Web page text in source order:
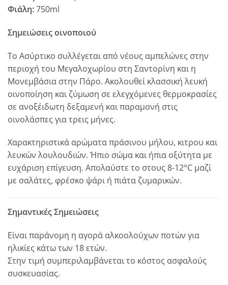
Φιάλη:750ml
Σημειώσεις οινοποιού
Το Ασύρτικο συλλέγεται από νέους αμπελώνες στην
περιοχή του Μεγαλοχωρίου στη Σαντορίνη και η
Μονεμβάσια στην Πάρο. Ακολουθεί κλασσική λευκή
οινοποίηση και ζύμωση σε ελεγχόμενες θερμοκρασίες
σε ανοξέιδωτη δεξαμενή και παραμονή στις
οινολάσπες για τρεις μήνες.
Χαρακτηριστικά αρώματα πράσινου μήλου, κιτρου και
λευκών λουλουδιών. Ήπιο σώμα και ήπια οξύτητα με
ευχάριση επίγευση. Απολαύστε το στους 8-12°C μαζί
με σαλάτες, φρέσκο ψάρι ή πιάτα ζυμαρικών.
Σημαντικές Σημειώσεις
Είναι παράνομη η αγορά αλκοολούχων ποτών για
ηλικίες κάτω των 18 ετών.
Στην τιμή συμπεριλαμβάνεται το κόστος ασφαλούς
συσκευασίας.